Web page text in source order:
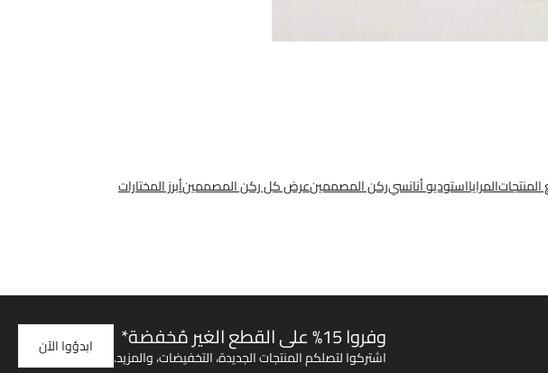
المرايااستوديو أنانسيركن المصممينعرض كل ركن المصممينأبرز المختارات
وفروا 15% على القطع الغير مُخفضة*
اشتركوا لتصلكم المنتجات الجديدة، التخفيضات، والمزيد. ابدؤوا الآن